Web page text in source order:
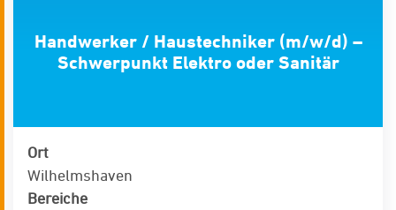
Handwerker / Haustechniker (m/w/d) –
Schwerpunkt Elektro oder Sanitär
Ort
Wilhelmshaven
Bereiche